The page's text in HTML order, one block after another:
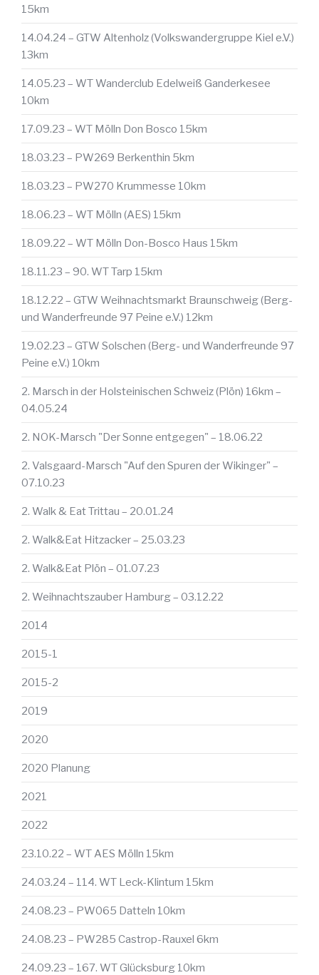
15km
14.04.24 – GTW Altenholz (Volkswandergruppe Kiel e.V.)
13km
14.05.23 – WT Wanderclub Edelweiß Ganderkesee
10km
17.09.23 – WT Mölln Don Bosco 15km
18.03.23 – PW269 Berkenthin 5km
18.03.23 – PW270 Krummesse 10km
18.06.23 – WT Mölln (AES) 15km
18.09.22 – WT Mölln Don-Bosco Haus 15km
18.11.23 – 90. WT Tarp 15km
18.12.22 – GTW Weihnachtsmarkt Braunschweig (Berg-
und Wanderfreunde 97 Peine e.V.) 12km
19.02.23 – GTW Solschen (Berg- und Wanderfreunde 97
Peine e.V.) 10km
2. Marsch in der Holsteinischen Schweiz (Plön) 16km –
04.05.24
2. NOK-Marsch "Der Sonne entgegen" – 18.06.22
2. Valsgaard-Marsch "Auf den Spuren der Wikinger" –
07.10.23
2. Walk & Eat Trittau – 20.01.24
2. Walk&Eat Hitzacker – 25.03.23
2. Walk&Eat Plön – 01.07.23
2. Weihnachtszauber Hamburg – 03.12.22
2014
2015-1
2015-2
2019
2020
2020 Planung
2021
2022
23.10.22 – WT AES Mölln 15km
24.03.24 – 114. WT Leck-Klintum 15km
24.08.23 – PW065 Datteln 10km
24.08.23 – PW285 Castrop-Rauxel 6km
24.09.23 – 167. WT Glücksburg 10km